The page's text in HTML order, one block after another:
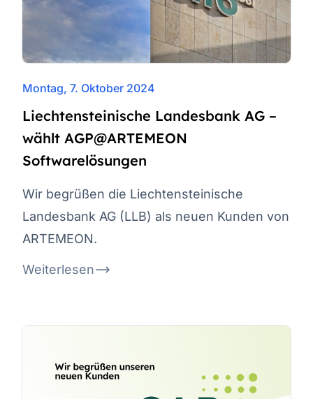
Montag, 7. Oktober 2024
Liechtensteinische Landesbank AG –
wählt AGP@ARTEMEON
Softwarelösungen
Wir begrüßen die Liechtensteinische
Landesbank AG (LLB) als neuen Kunden von
ARTEMEON.
Weiterlesen